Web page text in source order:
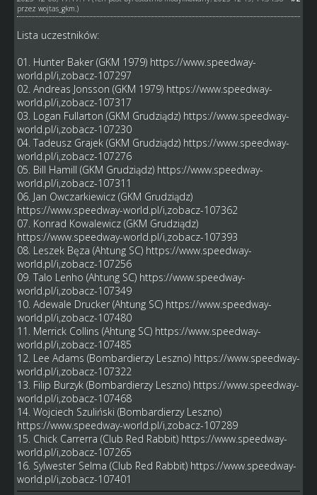
przez wojtas_gkm .)
Lista uczestników:
01. Hunter Baker (GKM 1979) https://www.speedway-
world.pl/i,zobacz-107297
02. Andreas Jonsson (GKM 1979) https://www.speedway-
world.pl/i,zobacz-107317
03. Logan Fullarton (GKM Grudziądz) https://www.speedway-
world.pl/i,zobacz-107230
04. Tadeusz Grajek (GKM Grudziądz) https://www.speedway-
world.pl/i,zobacz-107276
05. Bill Hamill (GKM Grudziądz) https://www.speedway-
world.pl/i,zobacz-107311
06. Jan Owczarkiewicz (GKM Grudziądz)
https://www.speedway-world.pl/i,zobacz-107362
07. Konrad Kowalewicz (GKM Grudziądz)
https://www.speedway-world.pl/i,zobacz-107393
08. Leszek Bęza (Ahtung SC) https://www.speedway-
world.pl/i,zobacz-107256
09. Talo Lenho (Ahtung SC) https://www.speedway-
world.pl/i,zobacz-107349
10. Adewale Drucker (Ahtung SC) https://www.speedway-
world.pl/i,zobacz-107480
11. Merrick Collins (Ahtung SC) https://www.speedway-
world.pl/i,zobacz-107485
12. Lee Adams (Bombardierzy Leszno) https://www.speedway-
world.pl/i,zobacz-107322
13. Filip Burzyk (Bombardierzy Leszno) https://www.speedway-
world.pl/i,zobacz-107468
14. Wojciech Szuliński (Bombardierzy Leszno)
https://www.speedway-world.pl/i,zobacz-107289
15. Chick Carrerra (Club Red Rabbit) https://www.speedway-
world.pl/i,zobacz-107265
16. Sylwester Selma (Club Red Rabbit) https://www.speedway-
world.pl/i,zobacz-107401